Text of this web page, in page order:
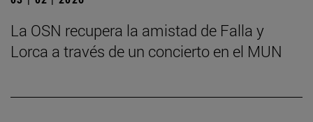
La OSN recupera la amistad de Falla y
Lorca a través de un concierto en el MUN